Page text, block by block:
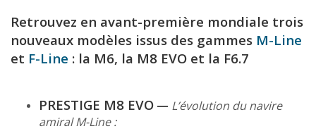
Retrouvez en avant-première mondiale trois
nouveaux modèles issus des gammes M-Line
et F-Line : la M6, la M8 EVO et la F6.7
PRESTIGE M8 EVO — L’évolution du navire
amiral M-Line :